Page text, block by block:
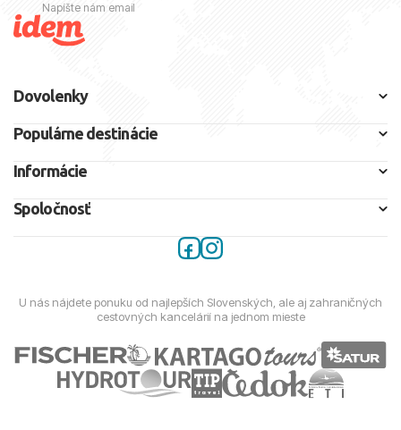
Napíšte nám email
Dovolenky
Populárne destinácie
Informácie
Spoločnosť
U nás nájdete ponuku od najlepších Slovenských, ale aj zahraničných
cestovných kancelárií na jednom mieste